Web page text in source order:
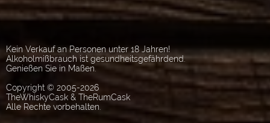
Kein Verkauf an Personen unter 18 Jahren!
Alkoholmißbrauch ist gesundheitsgefährdend.
Genießen Sie in Maßen.
Copyright © 2005-2026
TheWhiskyCask & TheRumCask
Alle Rechte vorbehalten.